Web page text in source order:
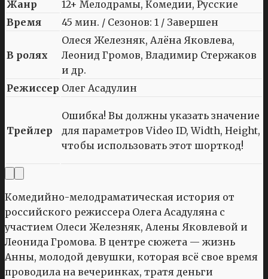
Жанр
12+ Мелодрамы, Комедии, Русские
Время
45 мин. / Сезонов: 1 / Завершен
В ролях
Олеся Железняк, Алёна Яковлева,
Леонид Громов, Владимир Стержаков
и др.
Режиссер Олег Асадулин
Трейлер
Ошибка! Вы должны указать значение
для параметров Video ID, Width, Height,
чтобы использовать этот шорткод!
Комедийно-мелодраматическая история от
российского режиссера Олега Асадуляна с
участием Олеси Железняк, Алены Яковлевой и
Леонида Громова. В центре сюжета — жизнь
Анны, молодой девушки, которая всё свое время
проводила на вечеринках, тратя деньги